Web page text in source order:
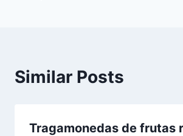
Similar Posts
Tragamonedas de frutas